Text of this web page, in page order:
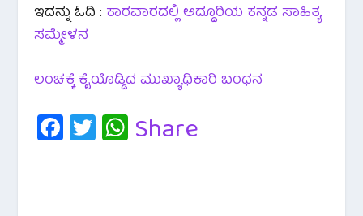
ಇದನ್ನು ಓದಿ : ಕಾರವಾರದಲ್ಲಿ ಅದ್ದೂರಿಯ ಕನ್ನಡ ಸಾಹಿತ್ಯ
ಸಮ್ಮೇಳನ
ಲಂಚಕ್ಕೆ ಕೈಯೊಡ್ಡಿದ ಮುಖ್ಯಾಧಿಕಾರಿ ಬಂಧನ
Fa
c
T
wi
W
Share